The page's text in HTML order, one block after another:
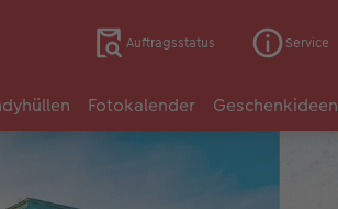
Auftragsstatus Service
Fotokalender Geschenkideen